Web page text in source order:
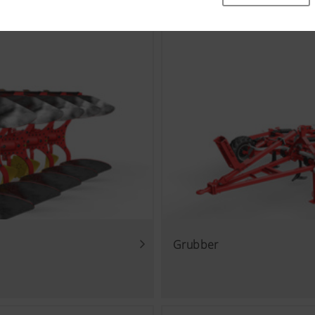
und Cookies nicht.
Speichert , ob das Banner zur „Cookie-
wurde.
Speichert die vom Nutzer gewählte Land- und
Nutzerfreundlichkeit und Leistungsfähigkeit unserer
(auch Cookies) ein, welche anonym messen und
häufig diese aufgerufen werden.
Grubber